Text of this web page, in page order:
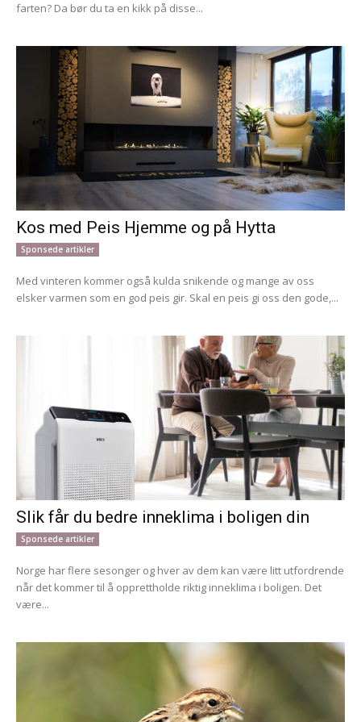
farten? Da bør du ta en kikk på disse...
Kos med Peis Hjemme og på Hytta
Sponsede artikler
Med vinteren kommer også kulda snikende og mange av oss
elsker varmen som en god peis gir. Skal en peis gi oss den gode,...
Slik får du bedre inneklima i boligen din
Sponsede artikler
Norge har flere sesonger og hver av dem kan være litt utfordrende
når det kommer til å opprettholde riktig inneklima i boligen. Det
være...